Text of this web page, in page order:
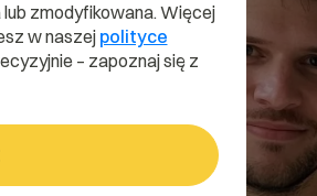
zmodyfikowana. Więcej
w naszej polityce
– zapoznaj się z